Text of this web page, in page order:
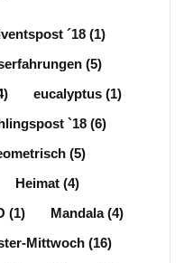
´18(1)
(5)
eucalyptus(1)
`18(6)
(5)
Heimat (4)
(1) Mandala(4)
Mittwoch (16)